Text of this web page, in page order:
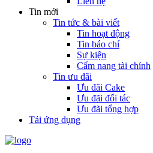
Tin mới
Tin tức & bài viết
Tin hoạt động
Tin báo chí
Sự kiện
Cẩm nang tài chính
Tin ưu đãi
Ưu đãi Cake
Ưu đãi đối tác
Ưu đãi tổng hợp
Tải ứng dụng